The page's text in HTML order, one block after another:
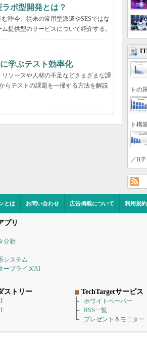
ボ型開発とは？
昨今。従来の常用型派遣やSESではな
提供型のサービスについて紹介する。
学ぶテスト効率化
ソースや人材の不足などさまざまな課
らテストの課題を一掃する方法を解説
トの
ト構
／B
とは お問い合わせ 広告掲載について 利用規約
プリ
分析
システム
ープライズAI
ストリー TechTargetサービス
ホワイトペーパー
RSS一覧
プレゼント＆モニター